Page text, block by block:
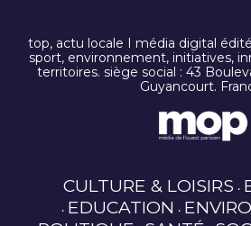
top, actu locale I média digital
sport, environnement, initiatives,
territoires. siège social : 43
Guyancourt.
CULTURE & LOISIRS
EDUCATION